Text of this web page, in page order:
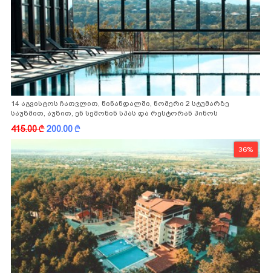
14 აგვისტოს ჩათვლით, წინანდალში, ნომერი 2 სტუმარზე
საუზმით, აუზით, ენ სემონინ სპას და რესტორან პინოს
ფასდაკლებით
415.00k200.00k
36%